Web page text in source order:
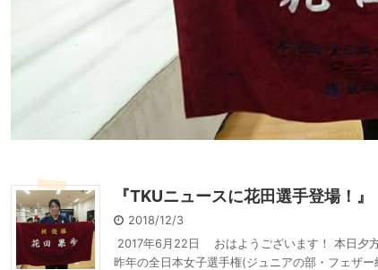
『TKUニュースに花田選手登場！』
2018/12/3
2017年6月22日 おはようございます！ 本日夕方
昨年の全日本女子選手権(ジュニアの部・フェザー